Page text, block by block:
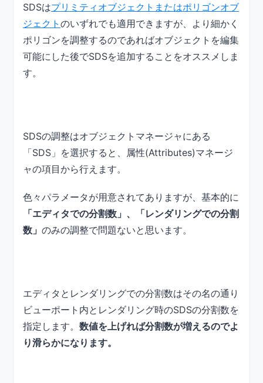
SDSはプリミティオブジェクトまたはポリゴンオブ
ジェクト のいずれでも適用できますが、より細かく
ポリゴンを調整するのであればオブジェクトを編集
可能にした後でSDSを追加することをオススメしま
す。
SDSの調整はオブジェクトマネージャにある
「SDS」を選択すると、属性(Attributes)マネージ
ャの項目から行えます。
色々パラメータが用意されてありますが、基本的に
「エディタでの分割数」、「レンダリングでの分割
数」 のみの調整で問題ないと思います。
エディタとレンダリングでの分割数はその名の通り
ビューポート内とレンダリング時のSDSの分割数を
指定します。 数値を上げれば分割数が増えるのでよ
り滑らかになります。